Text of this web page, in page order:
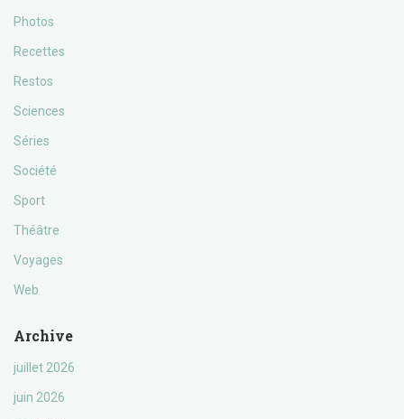
Photos
Recettes
Restos
Sciences
Séries
Société
Sport
Théâtre
Voyages
Web
Archive
juillet 2026
juin 2026